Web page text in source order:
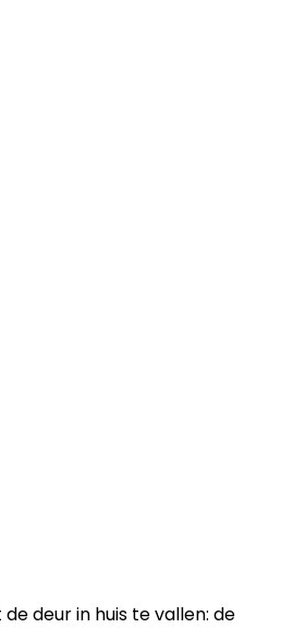
deur in huis te vallen: de